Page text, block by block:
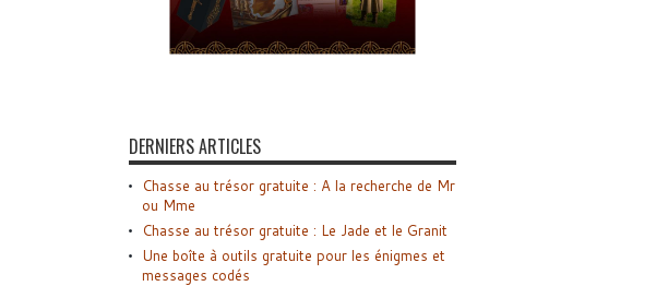
DERNIERS ARTICLES
Chasse au trésor gratuite : A la recherche de Mr
ou Mme
Chasse au trésor gratuite : Le Jade et le Granit
Une boîte à outils gratuite pour les énigmes et
messages codés